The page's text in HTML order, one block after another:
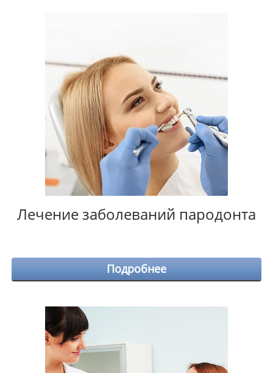
Лечение заболеваний пародонта
Подробнее